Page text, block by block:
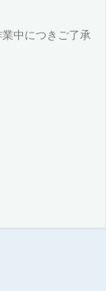
中につきご了承